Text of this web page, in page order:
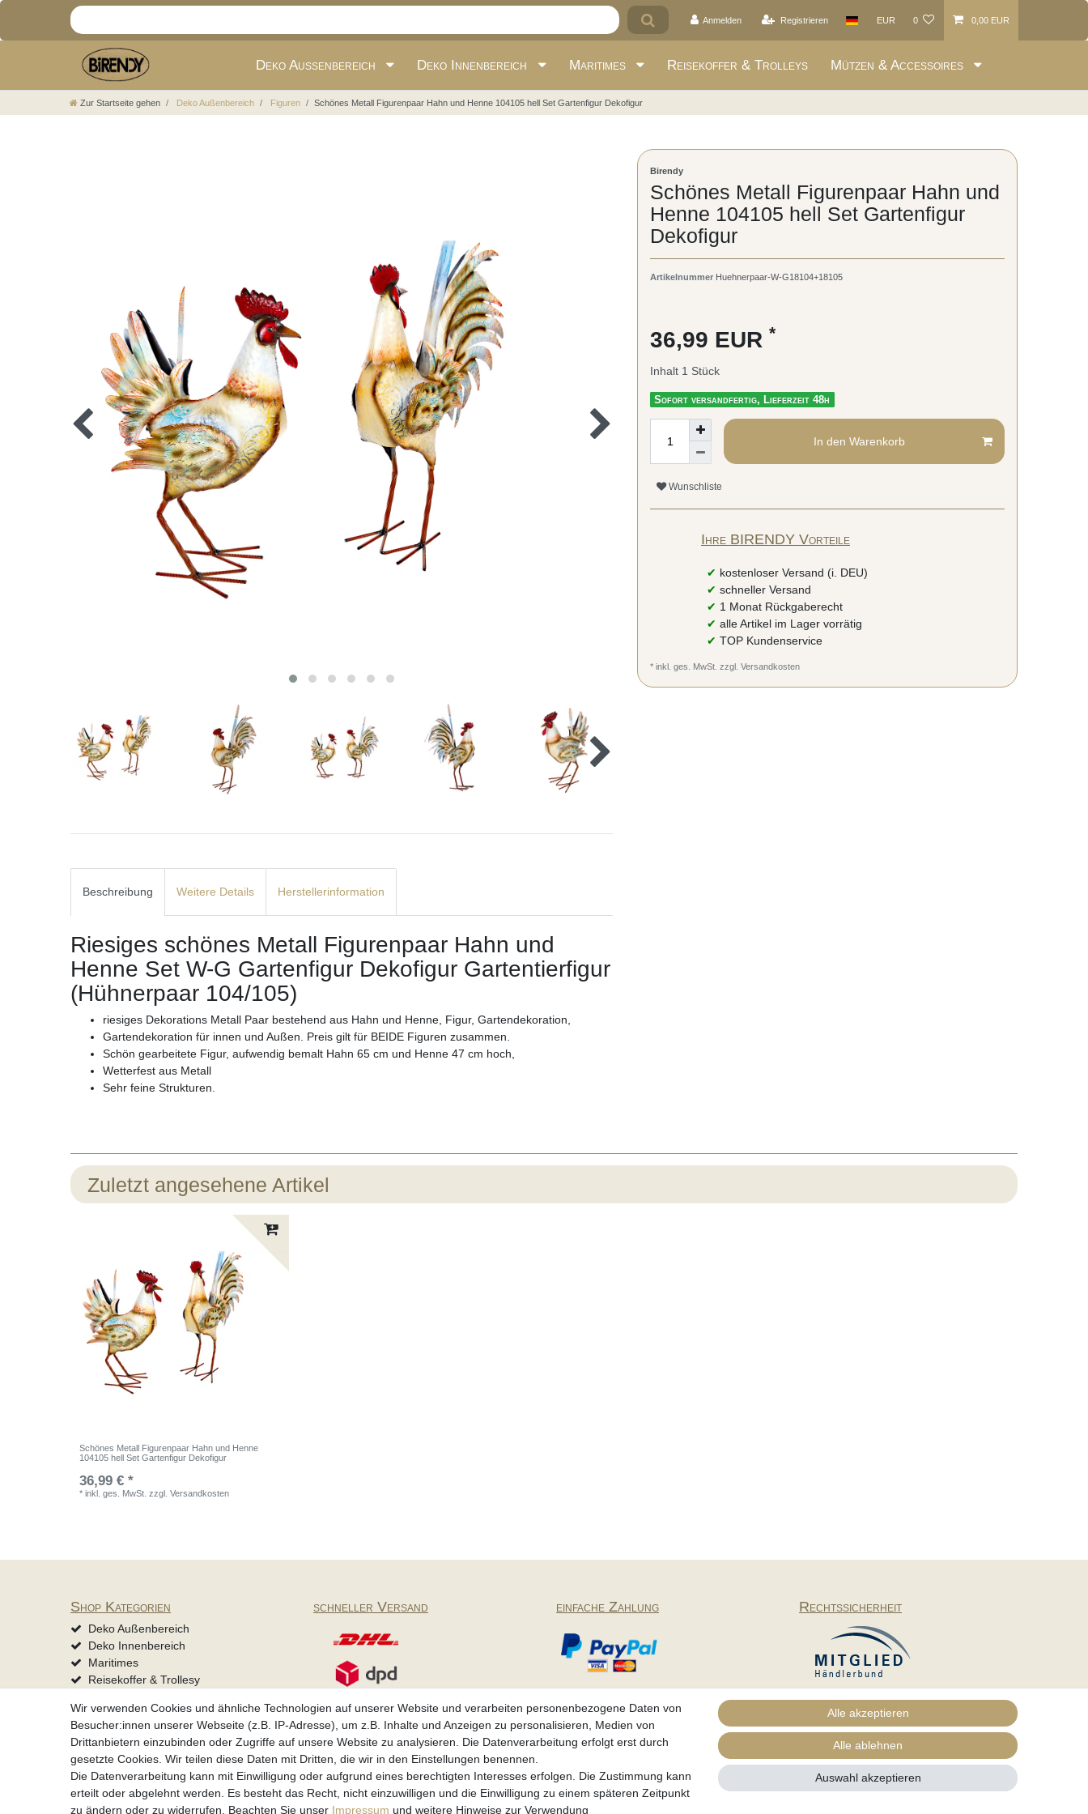
Anmelden Registrieren EUR 0 0,00 EUR
Deko Außenbereich Deko Innenbereich Maritimes Reisekoffer & Trolleys Mützen & Accessoires
Zur Startseite gehen Deko Außenbereich Figuren Schönes Metall Figurenpaar Hahn und Henne 104105 hell Set Gartenfigur Dekofigur
Beschreibung Weitere Details Herstellerinformation
Riesiges schönes Metall Figurenpaar Hahn und
Henne Set W-G Gartenfigur Dekofigur Gartentierfigur
(Hühnerpaar 104/105)
riesiges Dekorations Metall Paar bestehend aus Hahn und Henne, Figur, Gartendekoration,
Gartendekoration für innen und Außen. Preis gilt für BEIDE Figuren zusammen.
Schön gearbeitete Figur, aufwendig bemalt Hahn 65 cm und Henne 47 cm hoch,
Wetterfest aus Metall
Sehr feine Strukturen.
Birendy
Schönes Metall Figurenpaar Hahn und
Henne 104105 hell Set Gartenfigur
Dekofigur
Artikelnummer Huehnerpaar-W-G18104+18105
36,99 EUR *
Inhalt 1 Stück
Sofort versandfertig, Lieferzeit 48h
In den Warenkorb
Wunschliste
Ihre BIRENDY Vorteile
✔ kostenloser Versand (i. DEU)
✔ schneller Versand
✔ 1 Monat Rückgaberecht
✔ alle Artikel im Lager vorrätig
✔ TOP Kundenservice
* inkl. ges. MwSt. zzgl. Versandkosten
Zuletzt angesehene Artikel
Schönes Metall Figurenpaar Hahn und Henne
104105 hell Set Gartenfigur Dekofigur
36,99 € *
*inkl. ges. MwSt. zzgl.Versandkosten
Shop Kategorien
Deko Außenbereich
Deko Innenbereich
Maritimes
Reisekoffer & Trollesy
Tierbedarf
schneller Versand einfache Zahlung Rechtssicherheit
Impressum Daten­schutz­erklärung AGB Barrierefreiheitserklärung Widerrufs­recht Vertrag widerrufen
Wir verwenden Cookies und ähnliche Technologien auf unserer Website und verarbeiten personenbezogene Daten von
Besucher:innen unserer Webseite (z.B. IP-Adresse), um z.B. Inhalte und Anzeigen zu personalisieren, Medien von
Drittanbietern einzubinden oder Zugriffe auf unsere Website zu analysieren. Die Datenverarbeitung erfolgt erst durch
gesetzte Cookies. Wir teilen diese Daten mit Dritten, die wir in den Einstellungen benennen.
Die Datenverarbeitung kann mit Einwilligung oder aufgrund eines berechtigten Interesses erfolgen. Die Zustimmung kann
erteilt oder abgelehnt werden. Es besteht das Recht, nicht einzuwilligen und die Einwilligung zu einem späteren Zeitpunkt
zu ändern oder zu widerrufen. Beachten Sie unser Impressum und weitere Hinweise zur Verwendung
Alle akzeptieren
Alle ablehnen
Auswahl akzeptieren